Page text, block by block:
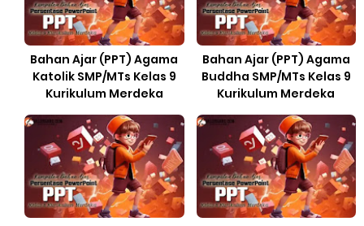
Bahan Ajar (PPT) Agama
Katolik SMP/MTs Kelas 9
Kurikulum Merdeka
Bahan Ajar (PPT) Agama
Buddha SMP/MTs Kelas 9
Kurikulum Merdeka